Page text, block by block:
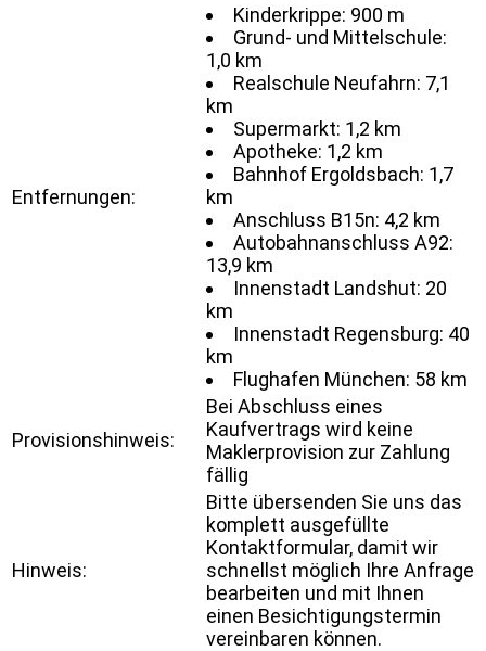
Entfernungen:
Kinderkrippe: 900 m
Grund- und Mittelschule:
1,0 km
Realschule Neufahrn: 7,1
km
Supermarkt: 1,2 km
Apotheke: 1,2 km
Bahnhof Ergoldsbach: 1,7
km
Anschluss B15n: 4,2 km
Autobahnanschluss A92:
13,9 km
Innenstadt Landshut: 20
km
Innenstadt Regensburg: 40
km
Flughafen München: 58 km
Provisionshinweis:
Bei Abschluss eines
Kaufvertrags wird keine
Maklerprovision zur Zahlung
fällig
Hinweis:
Bitte übersenden Sie uns das
komplett ausgefüllte
Kontaktformular, damit wir
schnellst möglich Ihre Anfrage
bearbeiten und mit Ihnen
einen Besichtigungstermin
vereinbaren können.